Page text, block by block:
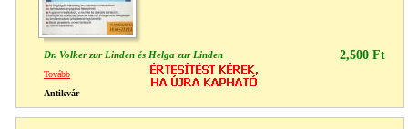
Dr. Volker zur Linden és Helga zur Linden 2,500 Ft
Tovább
Antikvár